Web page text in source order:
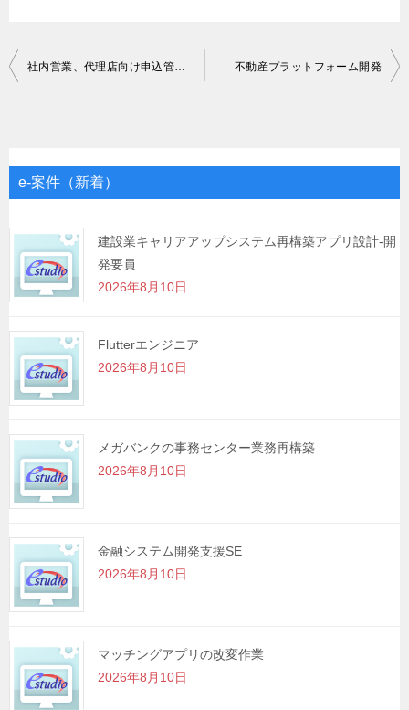
投
ゲ
シ
ョ
ン
社内営業、代理店向け申込管理システムの機能追加 不動産プラットフォーム開発
e-案件（新着）
建設業キャリアアップシステム再構築アプリ設計-開
発要員
2026年8月10日
Flutterエンジニア
2026年8月10日
メガバンクの事務センター業務再構築
2026年8月10日
金融システム開発支援SE
2026年8月10日
マッチングアプリの改変作業
2026年8月10日